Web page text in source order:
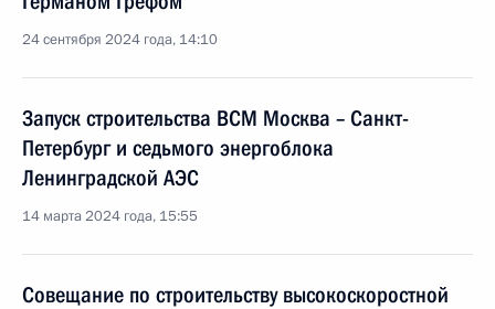
24 сентября 2024 года, 14:10
Запуск строительства ВСМ Москва – Санкт-
Петербург и седьмого энергоблока
Ленинградской АЭС
14 марта 2024 года, 15:55
Совещание по строительству высокоскоростной